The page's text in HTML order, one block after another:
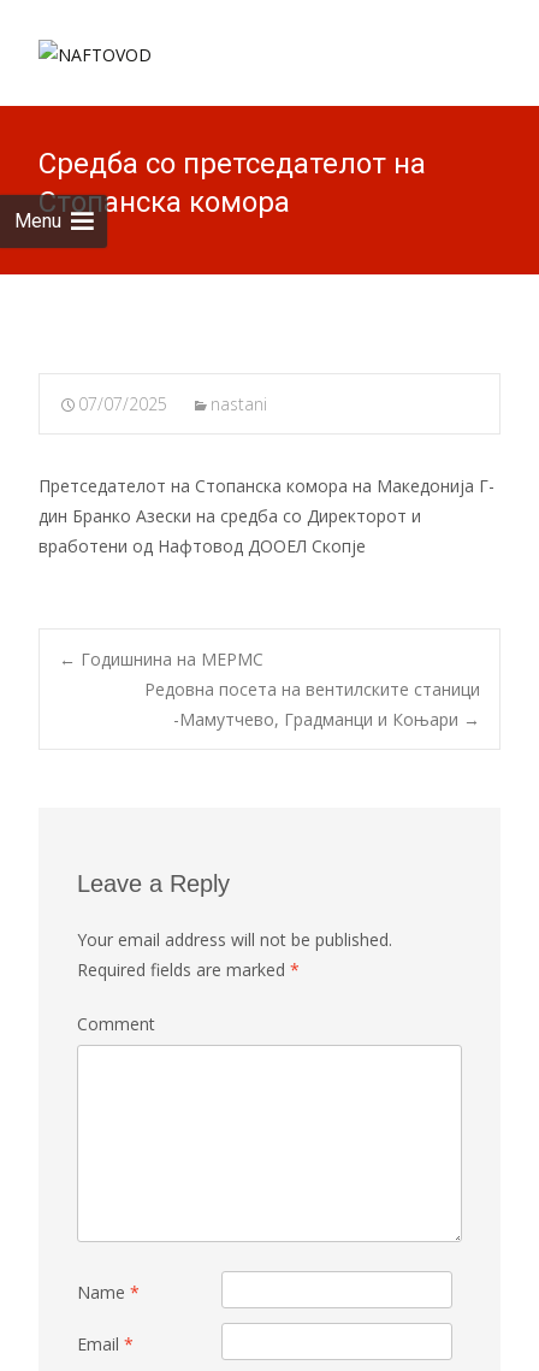
Menu
Средба со претседателот на
Стопанска комора
07/07/2025 nastani
Претседателот на Стопанска комора на Македонија Г-
дин Бранко Азески на средба со Директорот и
вработени од Нафтовод ДООЕЛ Скопје
Post navigation
← Годишнина на МЕРМС
Редовна посета на вентилските станици
-Мамутчево, Градманци и Коњари →
Leave a Reply
Your email address will not be published.
Required fields are marked *
Comment
Name *
Email *